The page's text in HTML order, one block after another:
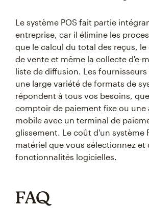
Le système POS fait partie
entreprise, car il élimine les
que le calcul du total des reçus, le
de vente et même la collecte d'e-
liste de diffusion. Les fournisseurs
une large variété de formats de
répondent à tous vos besoins,
comptoir de paiement fixe ou une
mobile avec un terminal de
glissement. Le coût d'un système
matériel que vous sélectionnez et
fonctionnalités logicielles.
FAQ